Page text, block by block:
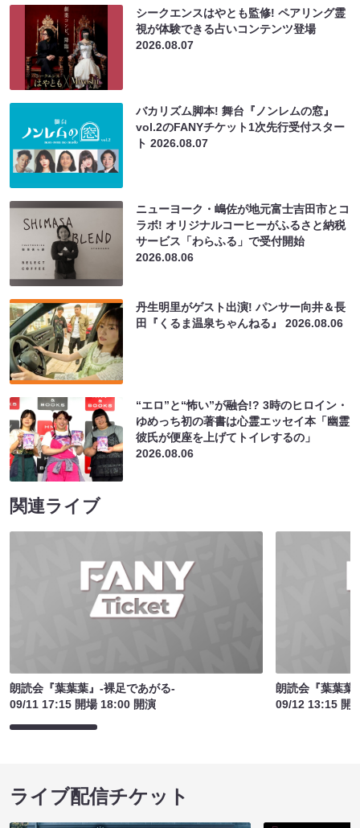
シークエンスはやとも監修! ペアリング霊
視が体験できる占いコンテンツ登場
2026.08.07
バカリズム脚本! 舞台『ノンレムの窓』
vol.2のFANYチケット1次先行受付スター
ト2026.08.07
ニューヨーク・嶋佐が地元富士吉田市とコ
ラボ! オリジナルコーヒーがふるさと納税
サービス「わらふる」で受付開始
2026.08.06
丹生明里がゲスト出演! パンサー向井＆長
田『くるま温泉ちゃんねる』2026.08.06
“エロ”と“怖い”が融合!? 3時のヒロイン・
ゆめっち初の著書は心霊エッセイ本「幽霊
彼氏が便座を上げてトイレするの」
2026.08.06
関連ライブ
朗読会『葉葉葉』-裸足であがる-
09/11 17:15 開場 18:00 開演
朗読会『葉葉葉
09/12 13:15 開
ライブ配信チケット